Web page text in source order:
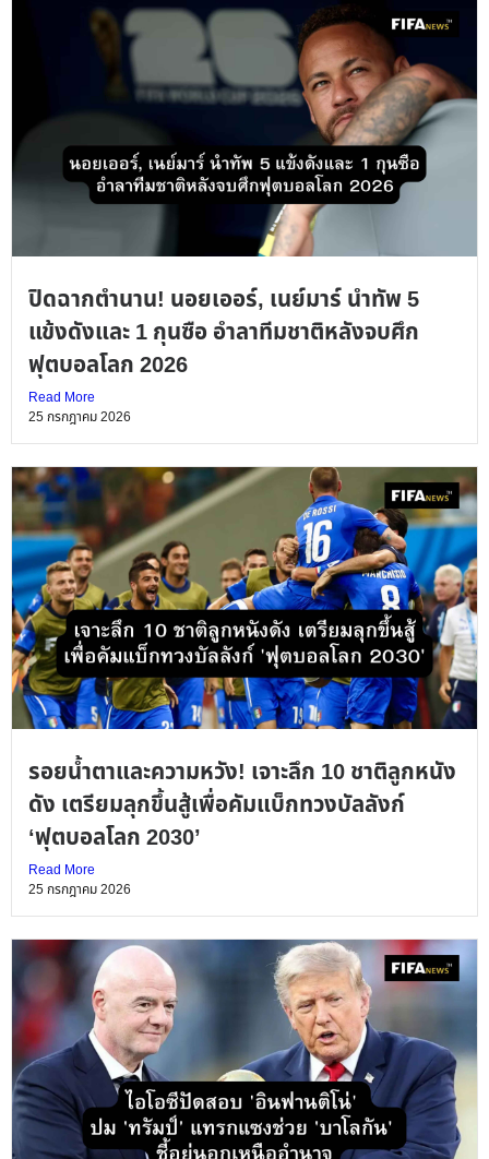
ปิดฉากตำนาน! นอยเออร์, เนย์มาร์ นำทัพ 5
แข้งดังและ 1 กุนซือ อำลาทีมชาติหลังจบศึก
ฟุตบอลโลก 2026
Read More
25 กรกฎาคม 2026
รอยน้ำตาและความหวัง! เจาะลึก 10 ชาติลูกหนัง
ดัง เตรียมลุกขึ้นสู้เพื่อคัมแบ็กทวงบัลลังก์
‘ฟุตบอลโลก 2030’
Read More
25 กรกฎาคม 2026